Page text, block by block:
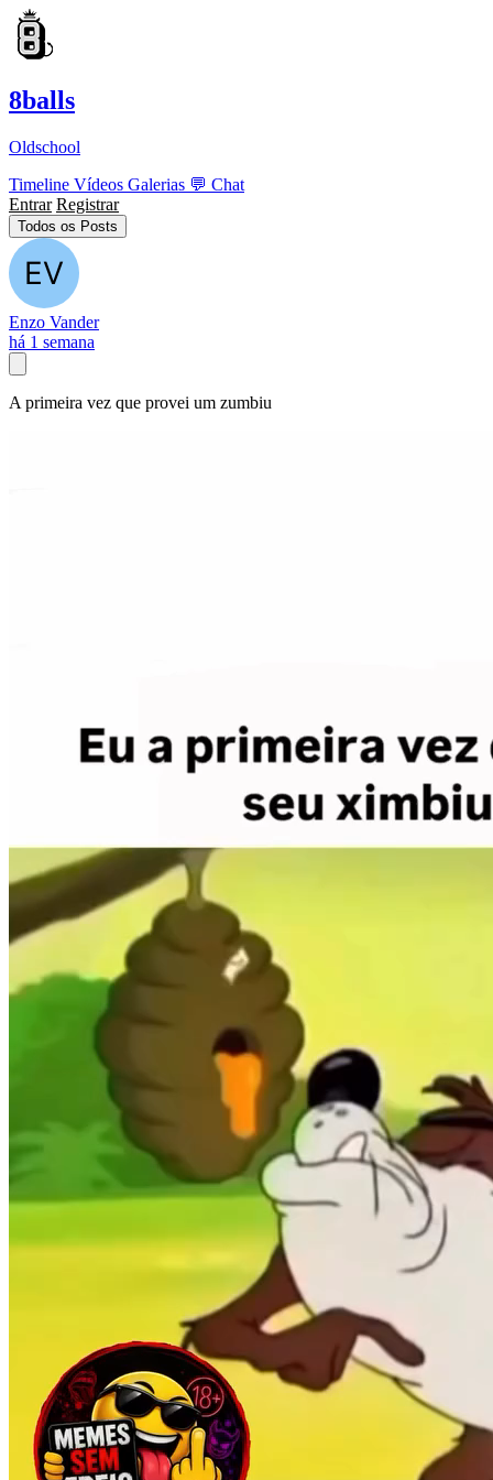
8balls
Oldschool
Timeline Vídeos Galerias 💬 Chat
Entrar Registrar
Todos os Posts
Enzo Vander
há 1 semana
A primeira vez que provei um zumbiu